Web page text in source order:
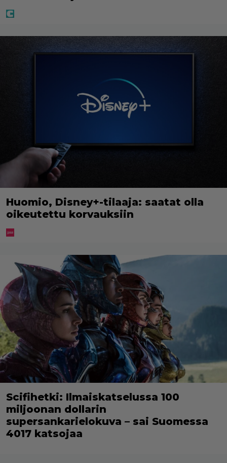
Huomio, Disney+-tilaaja: saatat olla
oikeutettu korvauksiin
Scifihetki: Ilmaiskatselussa 100
miljoonan dollarin
supersankarielokuva – sai Suomessa
4017 katsojaa